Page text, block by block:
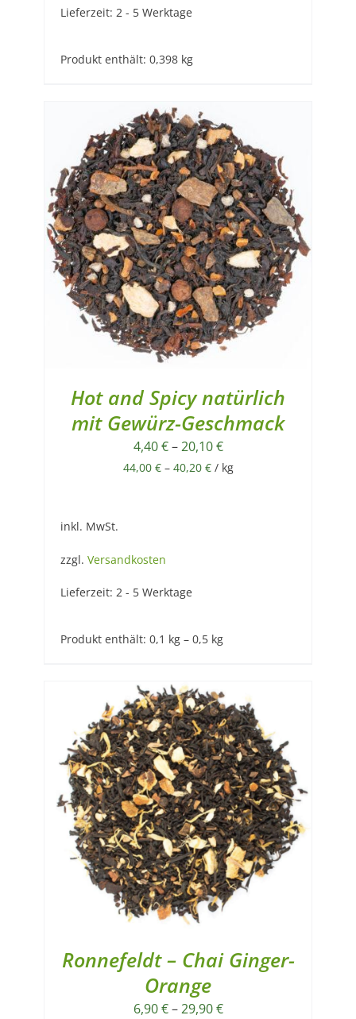
Lieferzeit: 2 - 5 Werktage
Produkt enthält: 0,398 kg
Hot and Spicy natürlich
mit Gewürz-Geschmack
4,40€–20,10€
44,00 €– 40,20 €/ kg
inkl. MwSt.
zzgl. Versandkosten
Lieferzeit: 2 - 5 Werktage
Produkt enthält: 0,1 kg – 0,5 kg
Ronnefeldt – Chai Ginger-
Orange
6,90€–29,90€